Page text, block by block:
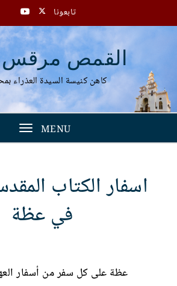
تابعونا
القمص مرقس
كاهن كنيسة السيدة العذراء
MENU
Toggle
اسفار الكتاب
في عظة
عظة على كل سفر من أسفار